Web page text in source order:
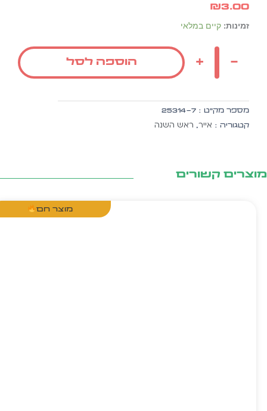
₪3.00
זמינות: קיים במלאי
כמות
יהלום
'ויתרתי
קיבלתי'
זהב
הוספה לסל
מספר מק״ט :25314-7
קטגוריה : אייר,ראש השנה
קשורים
מוצר חם